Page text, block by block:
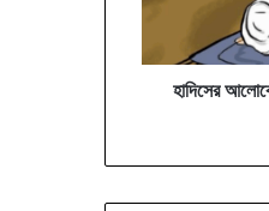
দোয়া
ফজিলত
হাদিসের